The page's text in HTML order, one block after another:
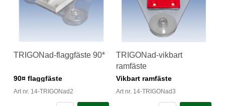
TRIGONad-flaggfäste 90*
90¤ flaggfäste
Art nr. 14-TRIGONad2
TRIGONad-vikbart
ramfäste
Vikbart ramfäste
Art nr. 14-TRIGONad3